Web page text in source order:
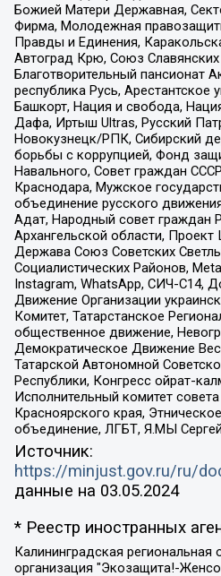
Божией Матери Державная,
Фирма, Молодежная
Правды и Единения,
Автоград Крю, Союз
Благотворительный пансионат
республика Русь, Арестантское
Башкорт, Нация и свобода,
Дафа, Иртыш Ultras, Русский
Новокузнецк/РПК, Сибирский
борьбы с коррупцией, Фонд
Навального, Совет граждан
Краснодара, Мужское
объединение русского
Адат, Народный совет граждан
Архангельской области,
Держава Союз Советских
Социалистических Районов,
Instagram, WhatsApp, СИЧ-С14,
Движение Организации
Комитет, Татарстанское
общественное движение,
Демократическое Движение
Татарской Автономной
Республики, Конгресс ойрат-
Исполнительный комитет
Красноярского края,
объединение, ЛГБТ, Я.МЫ
Источник:
https://minjust.gov.ru/ru/
данные на 03.05.2024
* Реестр иностранных
Калининградская региональная общественная организация "Экозащита!-Женсовет", Фонд содействия защите прав и свобод граждан "Общественный вердикт", Фонд "Институт Развития Свободы Информации", Частное учреждение "Информационное агентство МЕМО. РУ", Региональная общественная организация "Общественная комиссия по сохранению наследия академика Сахарова", Фонд поддержки свободы прессы, Санкт-Петербургская общественная правозащитная организация "Гражданский контроль", Межрегиональная общественная организация "Информационно-просветительский центр "Мемориал", Региональный Фонд "Центр Защиты Прав Средств Массовой Информации", с 05.12.2023 Фонд "Центр Защиты Прав Средств массовой информации", Региональная общественная благотворительная организация помощи беженцам и мигрантам "Гражданское содействие", Негосударственное образовательное учреждение дополнительного профессионального образования (повышение квалификации) специалистов "АКАДЕМИЯ ПО ПРАВАМ ЧЕЛОВЕКА", Свердловская региональная общественная организация "Сутяжник", Автономная некоммерческая организация "Центр независимых социологических исследований", Союз общественных объединений "Российский исследовательский центр по правам человека", Региональное общественное учреждение научно-информационный центр "МЕМОРИАЛ", Некоммерческая организация "Фонд защиты гласности", Автономная некоммерческая организация "Институт прав человека", Городская общественная организация "Екатеринбургское общество "МЕМОРИАЛ", Городская общественная организация "Рязанское историко-просветительское и правозащитное общество "Мемориал" (Рязанский Мемориал), Челябинский региональный орган общественной самодеятельности – женское общественное объединение "Женщины Евразии", Челябинский региональный орган общественной самодеятельности "Уральская правозащитная группа", Фонд содействия защите здоровья и социальной справедливости имени Андрея Рылькова, Автономная Некоммерческая Организация "Аналитический Центр Юрия Левады", Автономная некоммерческая организация социальной поддержки населения "Проект Апрель", Региональная общественная организация помощи женщинам и детям, находящимся в кризисной ситуации "Информационно-методический центр "Анна", Фонд содействия развитию массовых коммуникаций и правовому просвещению "Так-так-Так", Фонд содействия устойчивому развитию "Серебряная тайга", Свердловский региональный общественный фонд социальных проектов "Новое время", "Idel.Реалии", Кавказ.Реалии, Крым.Реалии, Телеканал Настоящее Время, Татаро-башкирская служба Радио Свобода (Azatliq Radiosi), Радио Свободная Европа/Радио Свобода (PCE/PC), "Сибирь.Реалии", "Фактограф", Благотворительный фонд помощи осужденным и их семьям, Автономная некоммерческая организация "Институт глобализации и социальных движений", Фонд "В защиту прав заключенных", Частное учреждение "Центр поддержки и содействия развитию средств массовой информации", Пензенский региональный общественный благотворительный фонд "Гражданский союз", "Север.Реалии", Некоммерческая организация Фонд "Правовая инициатива", Общество с ограниченной ответственностью "Радио Свободная Европа/Радио Свобода", Чешское информационное агентство "MEDIUM-ORIENT", Красноярская региональная общественная организация "Мы против СПИДа", Камалягин Денис Николаевич, Маркелов Сергей Евгеньевич, Пономарев Лев Александрович, Савицкая Людмила Алексеевна, Автономная некоммерческая организация "Центр по работе с проблемой насилия "НАСИЛИЮ.НЕТ", Межрегиональный профессиональный союз работников здравоохранения "Альянс врачей", Юридическое лицо, зарегистрированное в Латвийской Республике, SIA "Medusa Project" (регистрационный номер 40103797863, дата регистрации 10.06.2014), Некоммерческая организация "Фонд по борьбе с коррупцией", Автономная некоммерческая организация "Институт права и публичной политики", Баданин Роман Сергеевич, Гликин Максим Александрович, Железнова Мария Михайловна, Лукьянова Юлия Сергеевна, Маетная Елизавета Витальевна, Маняхин Петр Борисович, Чуракова Ольга Владимировна, Ярош Юлия Петровна, Юридическое лицо "The Insider SIA", зарегистрированное в Риге, Латвийская Республика (дата регистрации 26.06.2015), являющееся администратором доменного имени интернет-издания "The Insider SIA", https://theins.ru, Постернак Алексей Евгеньевич, Рубин Михаил Аркадьевич, Анин Роман Александрович, Юридическое лицо Istories fonds, зарегистрированное в Латвийской Республике (регистрационный номер 50008295751, дата регистрации 24.02.2020), Великовский Дмитрий Александрович, Долинина Ирина Николаевна, Мароховская Алеся Алексеевна, Шлейнов Роман Юрьевич, Шмагун Олеся Валентиновна, Общество с ограниченной ответственностью "Альтаир 2021", Общество с ограниченной ответственностью "Вега 2021", Общество с ограниченной ответственностью "Главный редактор 2021", Общество с ограниченной ответственностью "Ромашки монолит", Важенков Артем Валерьевич, Ивановская областная общественная организация "Центр гендерных исследований", Гурман Юрий Альбертович, Медиапроект "ОВД-Инфо", Егоров Владимир Владимирович, Жилинский Владимир Александрович, Общество с ограниченной ответственностью "ЗП", Иванова София Юрьевна, Карезина Инна Павловна, Кильтау Екатерина Викторовна, Петров Алексей Викторович, Пискунов Сергей Евгеньевич, Смирнов Сергей Сергеевич, Тихонов Михаил Сергеевич, Общество с ограниченной ответственностью "ЖУРНАЛИСТ-ИНОСТРАННЫЙ АГЕНТ", Арапова Галина Юрьевна, Вольтская Татьяна Анатольевна, Американская компания "Mason G.E.S. Anonymous Foundation" (США), являющаяся владельцем интернет-издания https://mnews.world/, Компания "Stichting Bellingcat", зарегистрированная в Нидерландах (дата регистрации 11.07.2018), Захаров Андрей Вячеславович, Клепиковская Екатерина Дмитриевна, Общество с ограниченной ответственностью "МЕМО", Перл Роман Александрович, Симонов Евгений Алексеевич, Соловьева Елена Анатольевна, Сотников Даниил Владимирович, Сурначева Елизавета Дмитриевна, Автономная некоммерческая организация по защите прав человека и информированию населения "Якутия – Наше Мнение", Общество с ограниченной ответственностью "Москоу диджитал медиа", с 26.01.2023 Общество с ограниченной ответственностью "Чайка Белые сады", Ветошкина Валерия Валерьевна, Заговора Максим Александрович, Межрегиональное общественное движение "Российская ЛГБТ - сеть", Оленичев Максим Владимирович, Павлов Иван Юрьевич, Скворцова Елена Сергеевна, Общество с ограниченной ответственностью "Как бы инагент", Кочетков Игорь Викторович, Общество с ограниченной ответственностью "Честные выборы", Еланчик Олег Александрович, Общество с ограниченной ответственностью "Нобелевский призыв", Гималова Регина Эмилевна, Григорьев Андрей Валерьевич, Григорьева Алина Александровна, Ассоциация по содействию защите прав призывников, альтернативнослужащих и военнослужащих "Правозащитная группа "Гражданин.Армия.Право", Хисамова Регина Фаритовна, Автономная некоммерческая организация по реализации социально-правовых программ "Лилит", Дальневосточное общественное